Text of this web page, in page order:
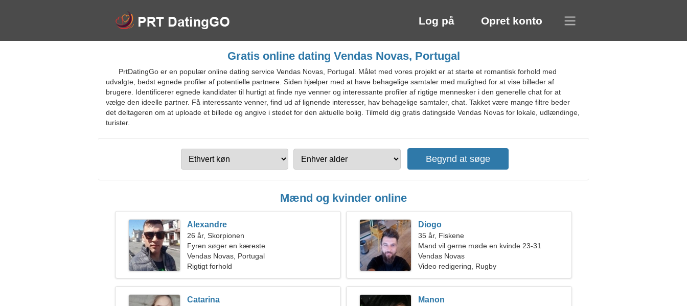
Log på Opret konto
Gratis online dating Vendas Novas, Portugal
PrtDatingGo er en populær online dating service Vendas Novas, Portugal. Målet med vores projekt er at starte et romantisk forhold med
udvalgte, bedst egnede profiler af potentielle partnere. Siden hjælper med at have behagelige samtaler med mulighed for at vise billeder af
brugere. Identificerer egnede kandidater til hurtigt at finde nye venner og interessante profiler af rigtige mennesker i den generelle chat for at
vælge den ideelle partner. Få interessante venner, find ud af lignende interesser, hav behagelige samtaler, chat. Takket være mange filtre beder
det deltageren om at uploade et billede og angive i stedet for den aktuelle bolig. Tilmeld dig gratis datingside Vendas Novas for lokale, udlændinge,
turister.
Mænd og kvinder online
Alexandre
26 år, Skorpionen
Fyren søger en kæreste
Vendas Novas, Portugal
Rigtigt forhold
Diogo
35 år, Fiskene
Mand vil gerne møde en kvinde 23-31
Vendas Novas
Video redigering, Rugby
Catarina Manon